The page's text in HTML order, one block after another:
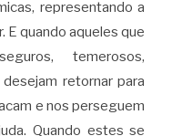
representando a
E quando aqueles que
temerosos,
retornar para
e nos perseguem
Quando estes se